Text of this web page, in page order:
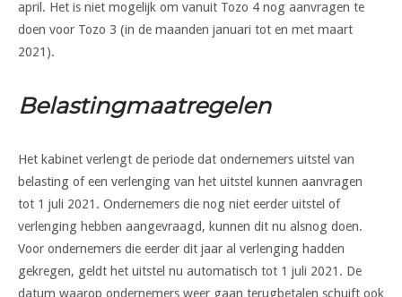
april. Het is niet mogelijk om vanuit Tozo 4 nog aanvragen te
doen voor Tozo 3 (in de maanden januari tot en met maart
2021).
Belastingmaatregelen
Het kabinet verlengt de periode dat ondernemers uitstel van
belasting of een verlenging van het uitstel kunnen aanvragen
tot 1 juli 2021. Ondernemers die nog niet eerder uitstel of
verlenging hebben aangevraagd, kunnen dit nu alsnog doen.
Voor ondernemers die eerder dit jaar al verlenging hadden
gekregen, geldt het uitstel nu automatisch tot 1 juli 2021. De
datum waarop ondernemers weer gaan terugbetalen schuift ook